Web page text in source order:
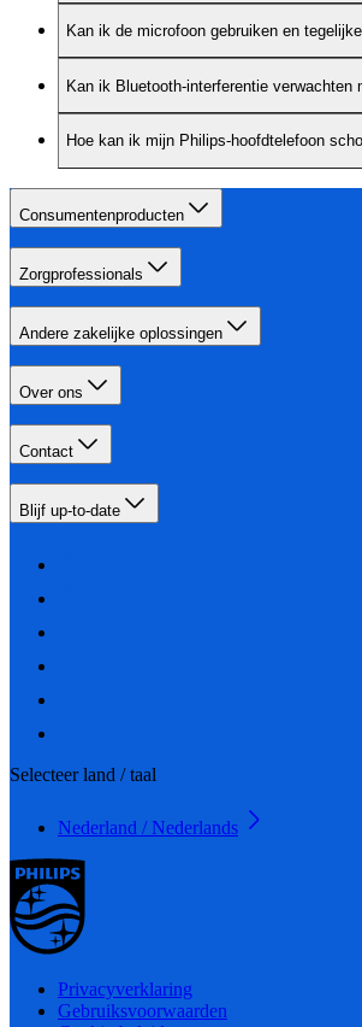
Kan ik de microfoon gebruiken en
Kan ik Bluetooth-interferentie verwachten
Hoe kan ik mijn Philips-hoofdtelefoon
Consumentenproducten
Zorgprofessionals
Andere zakelijke oplossingen
Over ons
Contact
Blijf up-to-date
Selecteer land / taal
Nederland / Nederlands
Privacyverklaring
Gebruiksvoorwaarden